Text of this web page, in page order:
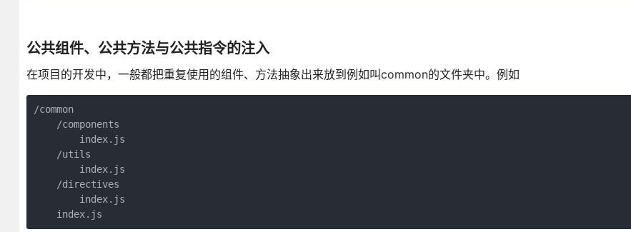
公共组件、公共方法与公共指令的注入
在项目的开发中，一般都把重复使用的组件、方法抽象出来放到例如叫common的文件夹中。例如
/common
    /components
        index.js
    /utils
        index.js
    /directives
        index.js